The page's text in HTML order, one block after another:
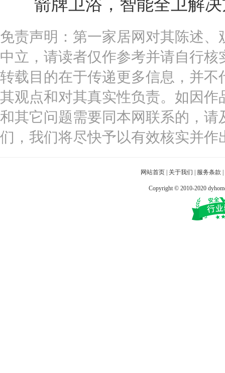
箭牌卫浴，智能全卫解决
免责声明：第一家居网对其陈述、
中立，请读者仅作参考并请自行核
转载目的在于传递更多信息，并不
其观点和对其真实性负责。如因作
和其它问题需要同本网联系的，请
们，我们将尽快予以有效核实并作
网站首页 关于我们 服务条款
Copyright © 2010-2020